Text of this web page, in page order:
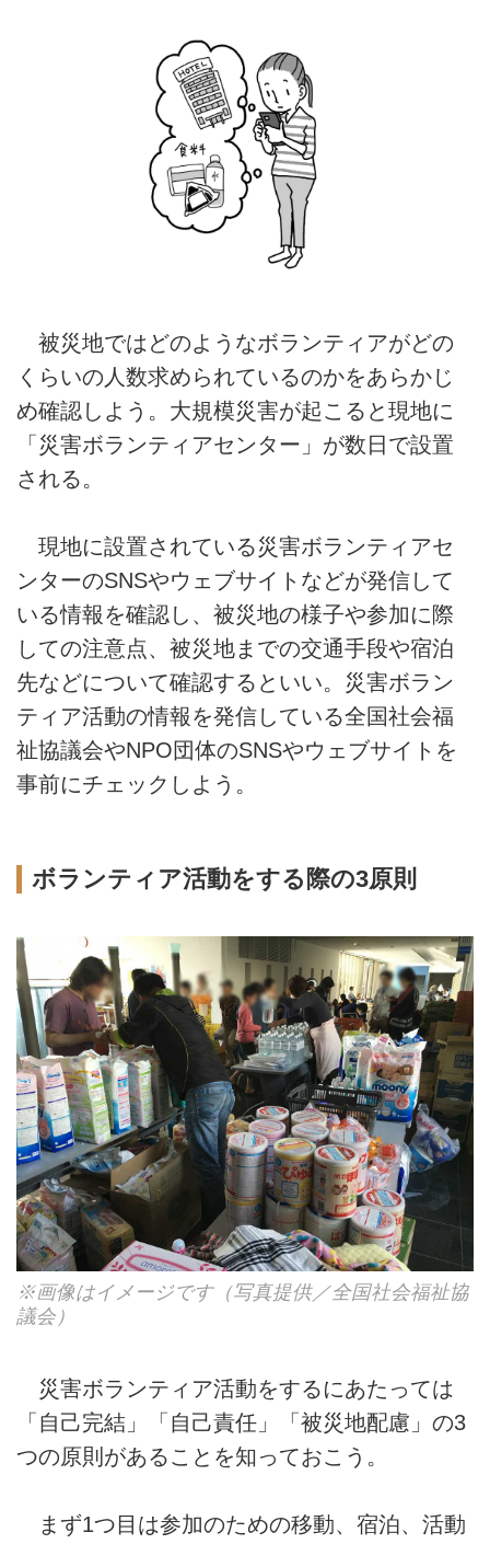
被災地ではどのようなボランティアがどの
くらいの人数求められているのかをあらかじ
め確認しよう。大規模災害が起こると現地に
「災害ボランティアセンター」が数日で設置
される。
現地に設置されている災害ボランティアセ
ンターのSNSやウェブサイトなどが発信して
いる情報を確認し、被災地の様子や参加に際
しての注意点、被災地までの交通手段や宿泊
先などについて確認するといい。災害ボラン
ティア活動の情報を発信している全国社会福
祉協議会やNPO団体のSNSやウェブサイトを
事前にチェックしよう。
ボランティア活動をする際の3原則
※画像はイメージです（写真提供／全国社会福祉協
議会）
災害ボランティア活動をするにあたっては
「自己完結」「自己責任」「被災地配慮」の3
つの原則があることを知っておこう。
まず1つ目は参加のための移動、宿泊、活動